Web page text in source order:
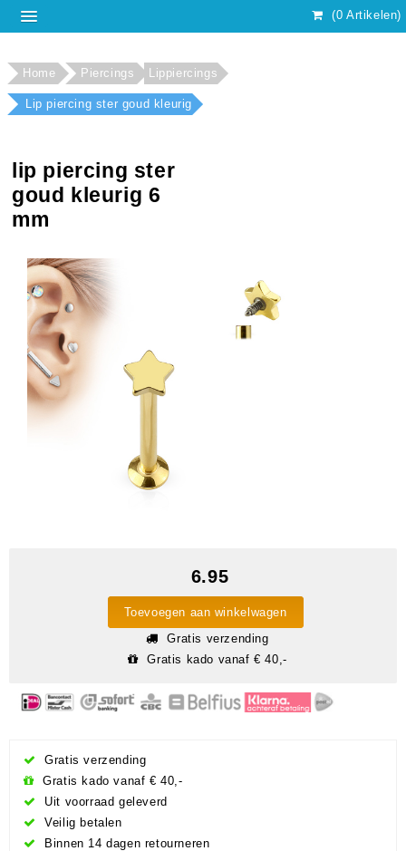
(0 Artikelen)
Home Piercings Lippiercings
Lip piercing ster goud kleurig
lip piercing ster
goud kleurig 6
mm
6.95
Toevoegen aan winkelwagen
Gratis verzending
Gratis kado vanaf € 40,-
Gratis verzending
Gratis kado vanaf € 40,-
Uit voorraad geleverd
Veilig betalen
Binnen 14 dagen retourneren